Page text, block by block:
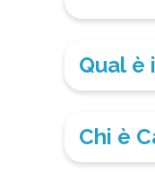
Qual è
Chi è